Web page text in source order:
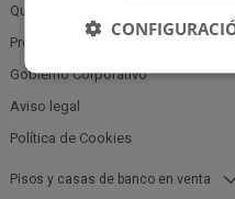
Quiénes somos
Profesionales
Gobierno Corporativo
Aviso legal
Política de Cookies
Pisos y casas de banco en venta